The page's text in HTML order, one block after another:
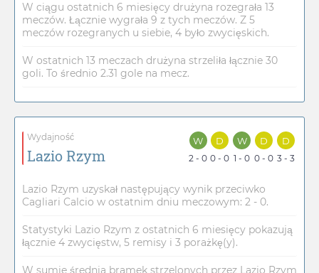
W ciągu ostatnich 6 miesięcy drużyna rozegrała 13
meczów. Łącznie wygrała 9 z tych meczów. Z 5
meczów rozegranych u siebie, 4 było zwycięskich.
W ostatnich 13 meczach drużyna strzeliła łącznie 30
goli. To średnio 2.31 gole na mecz.
Wydajność
Lazio Rzym
W
2 - 0
D
0 - 0
W
1 - 0
D
0 - 0
D
3 - 3
Lazio Rzym uzyskał następujący wynik przeciwko
Cagliari Calcio w ostatnim dniu meczowym: 2 - 0.
Statystyki Lazio Rzym z ostatnich 6 miesięcy pokazują
łącznie 4 zwycięstw, 5 remisy i 3 porażkę(y).
W sumie średnia bramek strzelonych przez Lazio Rzym